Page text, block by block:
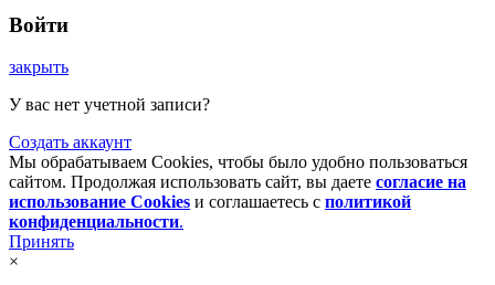
Войти
закрыть
У вас нет учетной записи?
Создать аккаунт
Мы обрабатываем Cookies, чтобы было удобно пользоваться
сайтом. Продолжая использовать сайт, вы даете согласие на
использование Cookies и соглашаетесь с политикой
конфиденциальности.
Принять
×